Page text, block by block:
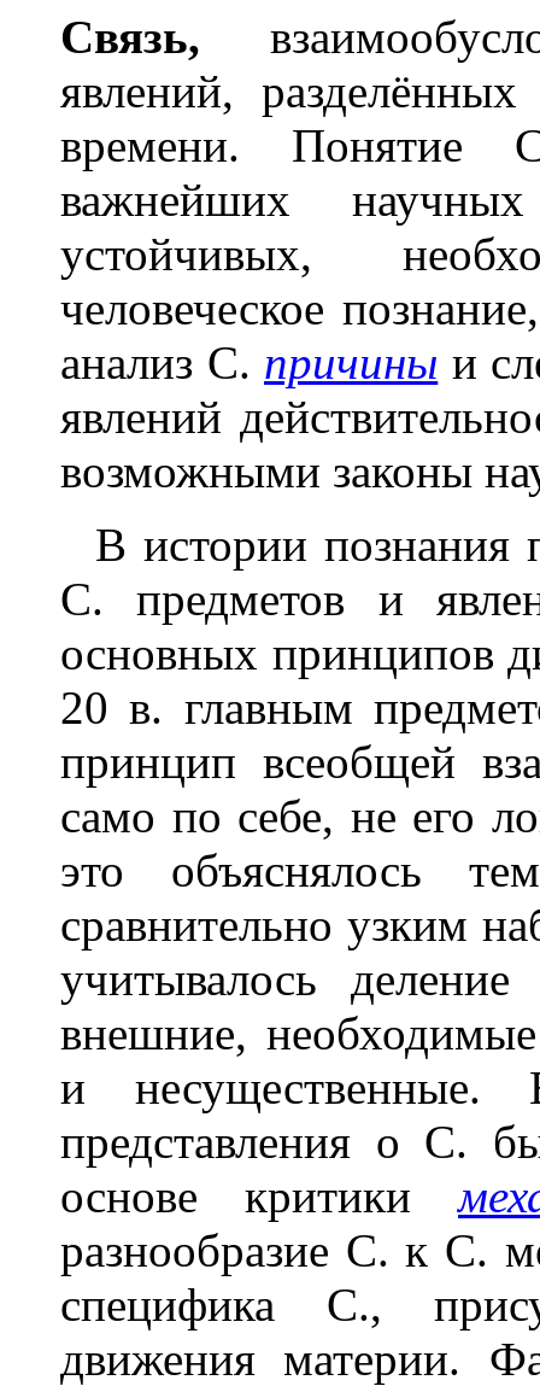
Связь,
явлений,
времени. Понятие
важнейших
устойчивых,
человеческое
анализ С. причины и
явлений
возможными законы
В истории познания
С. предметов и
основных принципов
20 в. главным
принцип всеобщей
само по себе, не его
это объяснялось
сравнительно узким
учитывалось
внешние,
и
представления о С.
основе критики
разнообразие С. к С.
специфика С.,
движения материи.